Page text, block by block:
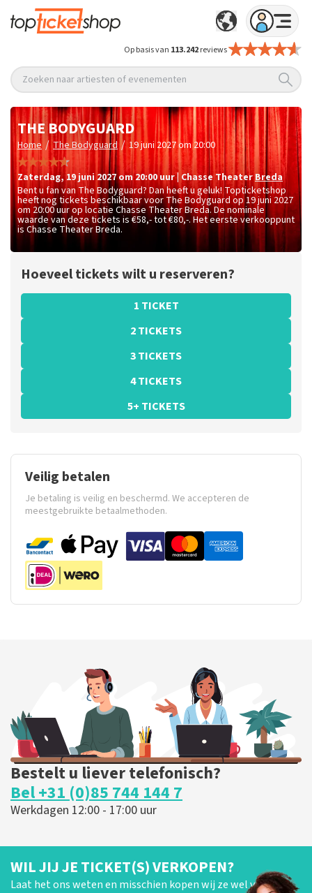
Op basis van 113.242reviews
Zoeken naar artiesten of evenementen
THE BODYGUARD
Home / The Bodyguard / 19 juni 2027 om 20:00
zaterdag, 19 juni 2027 om 20:00uur| Chasse TheaterBreda
Bent u fan van The Bodyguard? Dan heeft u geluk! Topticketshop
heeft nog tickets beschikbaar voor The Bodyguard op 19 juni 2027
om 20:00 uur op locatie Chasse Theater Breda. De nominale
waarde van deze tickets is €58,- tot €80,-. Het eerste verkooppunt
is Chasse Theater Breda.
Hoeveel tickets wilt u reserveren?
1 TICKET
2 TICKETS
3 TICKETS
4 TICKETS
5+ TICKETS
Veilig betalen
Je betaling is veilig en beschermd. We accepteren de
meestgebruikte betaalmethoden.
Bestelt u liever telefonisch?
Bel +31 (0)85 744 144 7
Werkdagen 12:00 - 17:00 uur
WIL JIJ JE TICKET(S) VERKOPEN?
Laat het ons weten en misschien kopen wij ze wel van je!